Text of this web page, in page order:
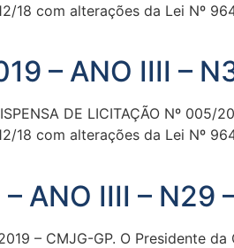
18 com alterações da Lei Nº
– ANO IIII –
DE LICITAÇÃO Nº
18 com alterações da Lei Nº
ANO IIII – N29
2019 – CMJG-GP. O